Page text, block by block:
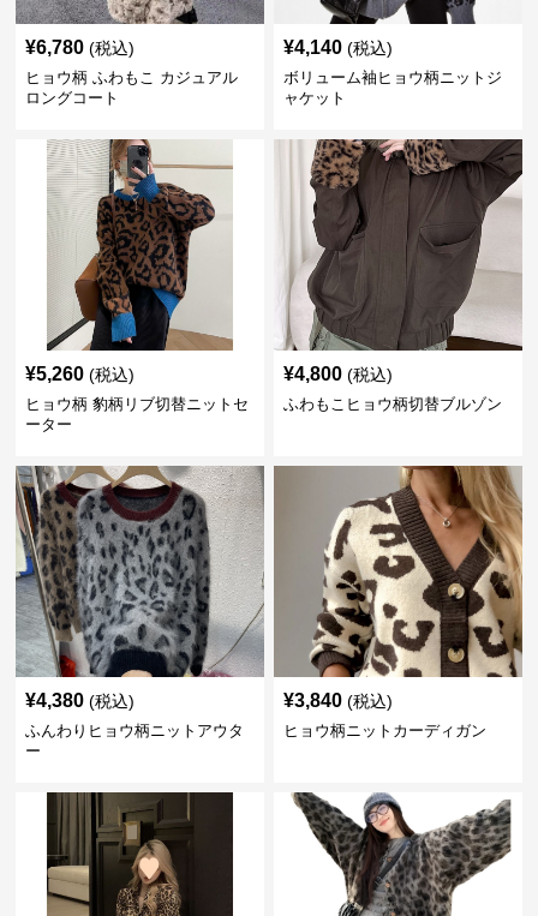
¥6,780 (税込)
ヒョウ柄 ふわもこ カジュアル
ロングコート
¥4,140 (税込)
ボリューム袖ヒョウ柄ニットジ
ャケット
¥5,260 (税込)
ヒョウ柄 豹柄リブ切替ニットセ
ーター
¥4,800 (税込)
ふわもこヒョウ柄切替ブルゾン
¥4,380 (税込)
ふんわりヒョウ柄ニットアウタ
ー
¥3,840 (税込)
ヒョウ柄ニットカーディガン